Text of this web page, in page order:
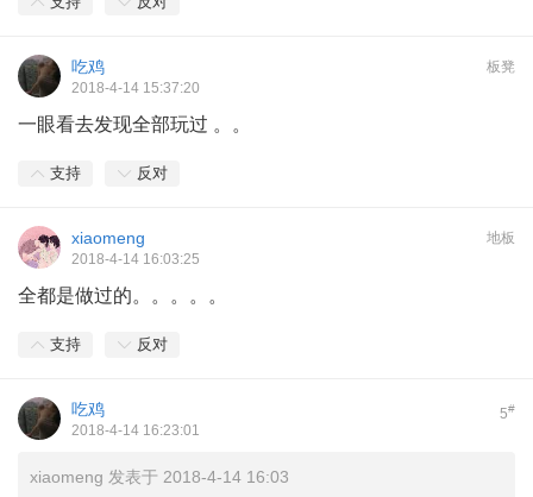
板凳
吃鸡
2018-4-14 15:37:20
一眼看去发现全部玩过 。。
支持 反对
地板
xiaomeng
2018-4-14 16:03:25
全都是做过的。。。。。
支持 反对
5#
吃鸡
2018-4-14 16:23:01
xiaomeng 发表于 2018-4-14 16:03